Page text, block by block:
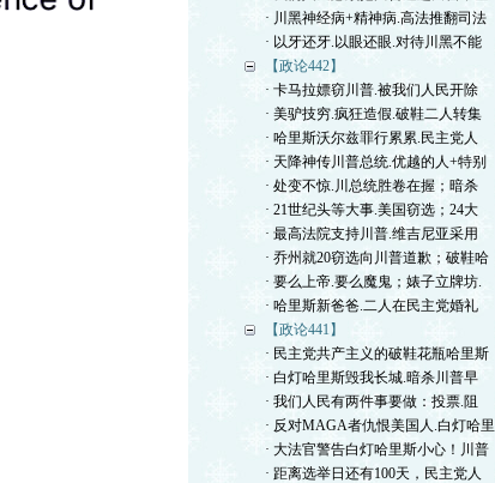
· 川黑神经病+精神病.高法推翻司法
· 以牙还牙.以眼还眼.对待川黑不能
【政论442】
· 卡马拉嫖窃川普.被我们人民开除
· 美驴技穷.疯狂造假.破鞋二人转集
· 哈里斯沃尔兹罪行累累.民主党人
· 天降神传川普总统.优越的人+特别
· 处变不惊.川总统胜卷在握；暗杀
· 21世纪头等大事.美国窃选；24大
· 最高法院支持川普.维吉尼亚采用
· 乔州就20窃选向川普道歉；破鞋哈
· 要么上帝.要么魔鬼；婊子立牌坊.
· 哈里斯新爸爸.二人在民主党婚礼
【政论441】
· 民主党共产主义的破鞋花瓶哈里斯
· 白灯哈里斯毁我长城.暗杀川普早
· 我们人民有两件事要做：投票.阻
· 反对MAGA者仇恨美国人.白灯哈里
· 大法官警告白灯哈里斯小心！川普
· 距离选举日还有100天，民主党人